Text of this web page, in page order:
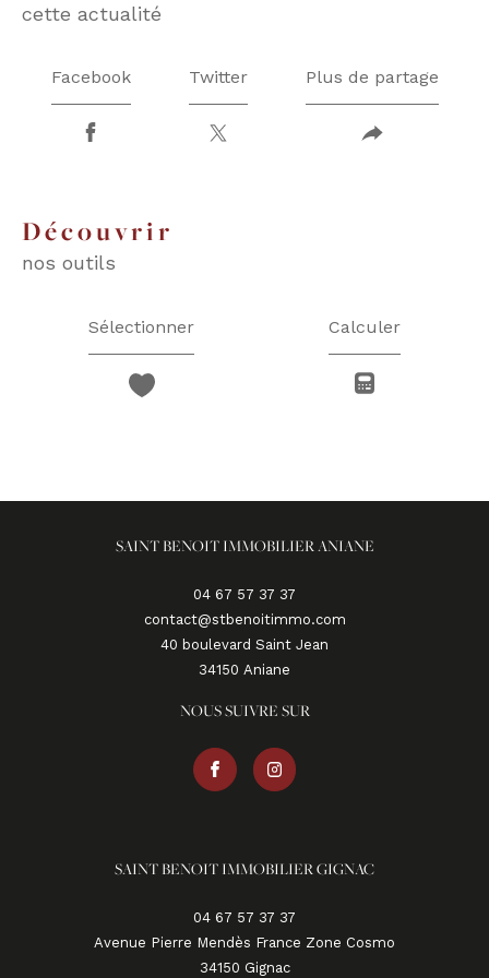
cette actualité
Facebook Twitter Plus de partage
découvrir
nos outils
Sélectionner Calculer
SAINT BENOIT IMMOBILIER ANIANE
04 67 57 37 37
contact@stbenoitimmo.com
40 boulevard Saint Jean
34150
aniane
NOUS SUIVRE SUR
SAINT BENOIT IMMOBILIER GIGNAC
04 67 57 37 37
Avenue Pierre Mendès France Zone Cosmo
34150
gignac